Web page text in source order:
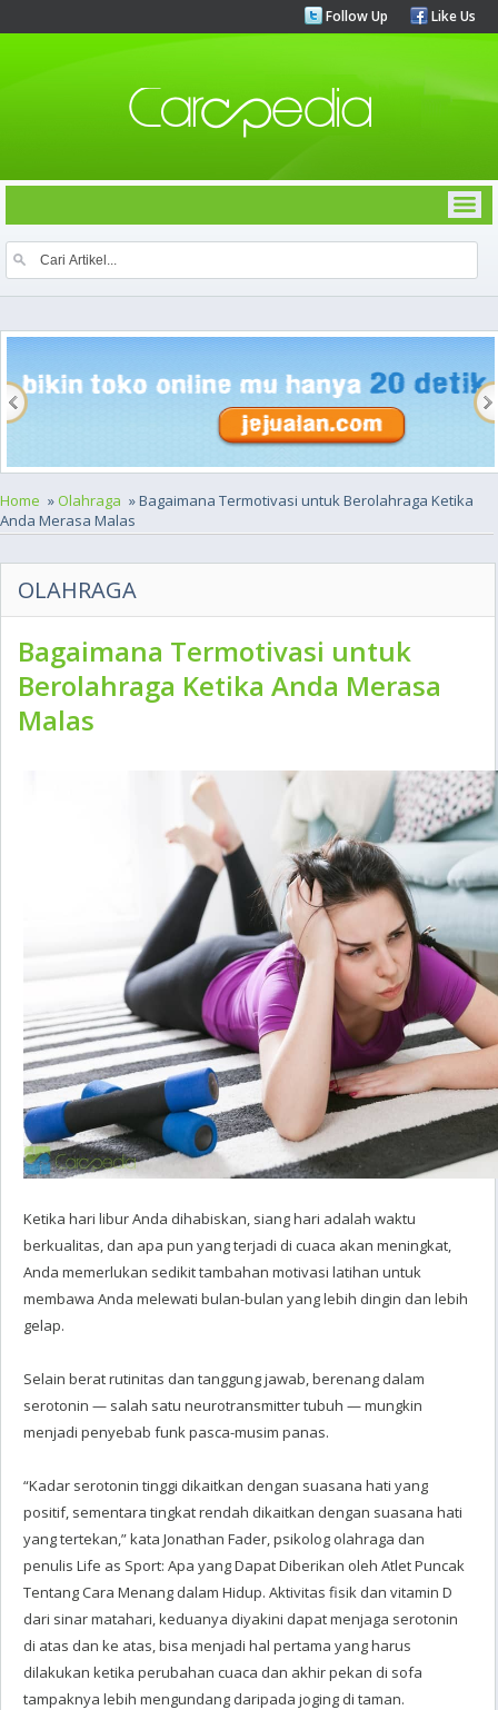
Follow Up Like Us
Home » Olahraga » Bagaimana Termotivasi untuk Berolahraga Ketika
Anda Merasa Malas
OLAHRAGA
Bagaimana Termotivasi untuk
Berolahraga Ketika Anda Merasa
Malas
Ketika hari libur Anda dihabiskan, siang hari adalah waktu
berkualitas, dan apa pun yang terjadi di cuaca akan meningkat,
Anda memerlukan sedikit tambahan motivasi latihan untuk
membawa Anda melewati bulan-bulan yang lebih dingin dan lebih
gelap.
Selain berat rutinitas dan tanggung jawab, berenang dalam
serotonin — salah satu neurotransmitter tubuh — mungkin
menjadi penyebab funk pasca-musim panas.
“Kadar serotonin tinggi dikaitkan dengan suasana hati yang
positif, sementara tingkat rendah dikaitkan dengan suasana hati
yang tertekan,” kata Jonathan Fader, psikolog olahraga dan
penulis Life as Sport: Apa yang Dapat Diberikan oleh Atlet Puncak
Tentang Cara Menang dalam Hidup. Aktivitas fisik dan vitamin D
dari sinar matahari, keduanya diyakini dapat menjaga serotonin
di atas dan ke atas, bisa menjadi hal pertama yang harus
dilakukan ketika perubahan cuaca dan akhir pekan di sofa
tampaknya lebih mengundang daripada joging di taman.